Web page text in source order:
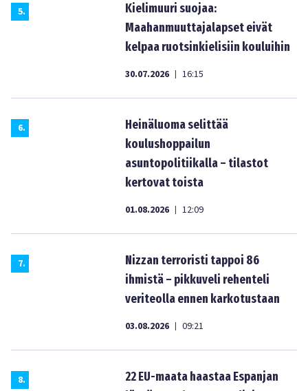
5.
Kielimuuri suojaa:
Maahanmuuttajalapset eivät
kelpaa ruotsinkielisiin kouluihin
30.07.2026 | 16:15
6.
Heinäluoma selittää
koulushoppailun
asuntopolitiikalla – tilastot
kertovat toista
01.08.2026 | 12:09
7.
Nizzan terroristi tappoi 86
ihmistä – pikkuveli rehenteli
veriteolla ennen karkotustaan
03.08.2026 | 09:21
8.
22 EU-maata haastaa Espanjan